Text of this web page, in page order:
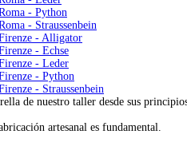
- Python
- Straussenbein
- Alligator
- Echse
- Leder
- Python
- Straussenbein
de nuestro taller desde sus
artesanal es fundamental.